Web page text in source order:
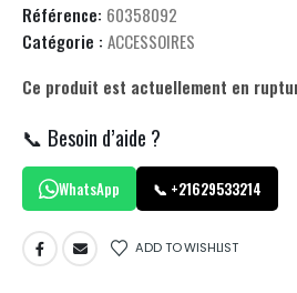
Référence: 60358092
Catégorie : ACCESSOIRES
Ce produit est actuellement en
📞 Besoin d’aide ?
WhatsApp 📞 +21629533214
ADD TO WISHLIST